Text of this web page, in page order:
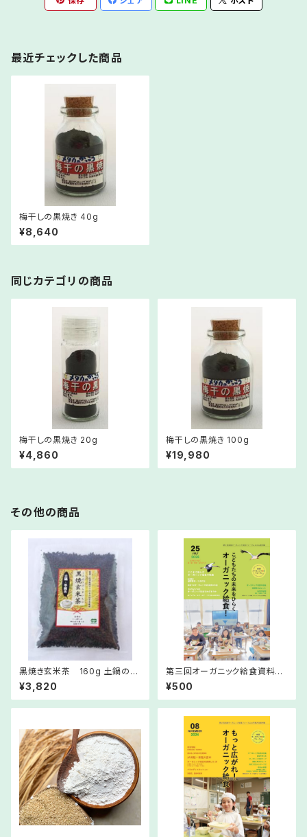
最近チェックした商品
梅干しの黒焼き 40g
¥8,640
同じカテゴリの商品
梅干しの黒焼き 20g
¥4,860
梅干しの黒焼き 100g
¥19,980
その他の商品
黒焼き玄米茶 160g 土鍋の手
作り
¥3,820
第三回オーガニック給食資料集
(5冊まで送料250円ｸﾘｯｸﾎﾟｽﾄ
便)
¥500